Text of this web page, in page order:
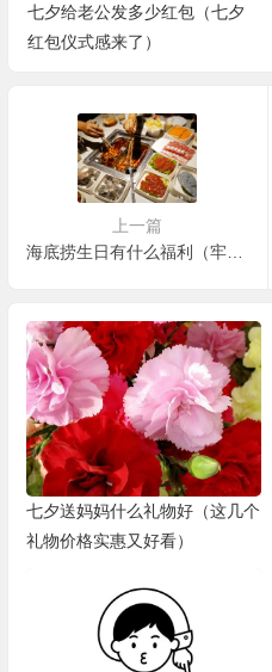
七夕给老公发多少红包（七夕
红包仪式感来了）
上一篇
海底捞生日有什么福利（牢记这5个点餐“暗语”）
七夕送妈妈什么礼物好（这几个
礼物价格实惠又好看）